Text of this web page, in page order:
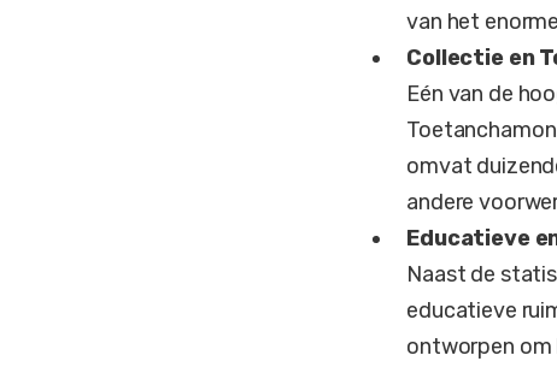
van het
Collectie en
Eén van de
omvat
andere
Educatieve
Naast de
educatieve
ontworpen om